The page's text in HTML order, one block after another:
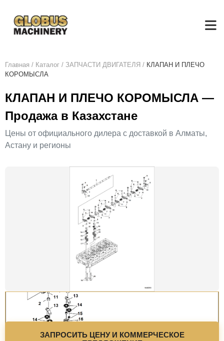
Главная / Каталог / ЗАПЧАСТИ ДВИГАТЕЛЯ / КЛАПАН И ПЛЕЧО
КОРОМЫСЛА
КЛАПАН И ПЛЕЧО КОРОМЫСЛА —
Продажа в Казахстане
Цены от официального дилера с доставкой в Алматы,
Астану и регионы
ЗАПРОСИТЬ ЦЕНУ И КОММЕРЧЕСКОЕ